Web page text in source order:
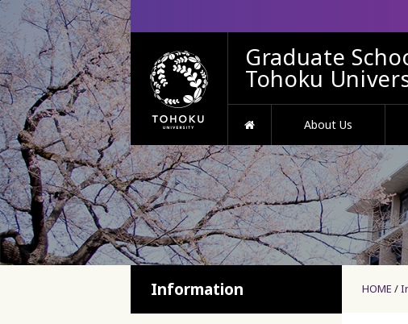
Graduate
Tohoku
HOMEAbout Us
HOME
Information